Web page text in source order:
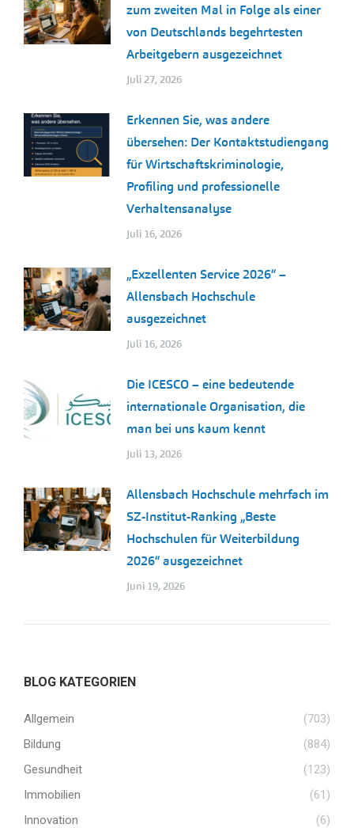
zum zweiten Mal in Folge als einer
von Deutschlands begehrtesten
Arbeitgebern ausgezeichnet
Juli 27, 2026
Erkennen Sie, was andere
übersehen: Der Kontaktstudiengang
für Wirtschaftskriminologie,
Profiling und professionelle
Verhaltensanalyse
Juli 16, 2026
„Exzellenten Service 2026“ –
Allensbach Hochschule
ausgezeichnet
Juli 16, 2026
Die ICESCO – eine bedeutende
internationale Organisation, die
man bei uns kaum kennt
Juli 13, 2026
Allensbach Hochschule mehrfach im
SZ-Institut-Ranking „Beste
Hochschulen für Weiterbildung
2026“ ausgezeichnet
Juni 19, 2026
BLOG KATEGORIEN
Allgemein
(703)
Bildung
(884)
Gesundheit
(123)
Immobilien
(61)
Innovation
(6)